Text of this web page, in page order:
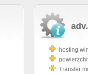
adv.
hosting
Transfer